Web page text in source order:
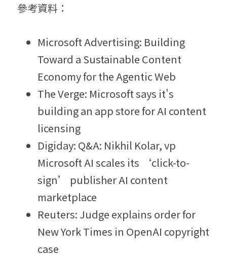
參考資料：
Microsoft Advertising: Building
Toward a Sustainable Content
Economy for the Agentic Web
The Verge: Microsoft says it's
building an app store for AI content
licensing
Digiday: Q&A: Nikhil Kolar, vp
Microsoft AI scales its ‘click-to-
sign’ publisher AI content
marketplace
Reuters: Judge explains order for
New York Times in OpenAI copyright
case